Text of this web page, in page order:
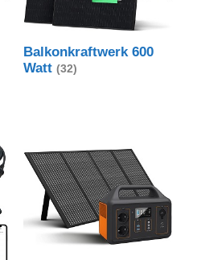
Balkonkraftwerk 600
Watt (32)